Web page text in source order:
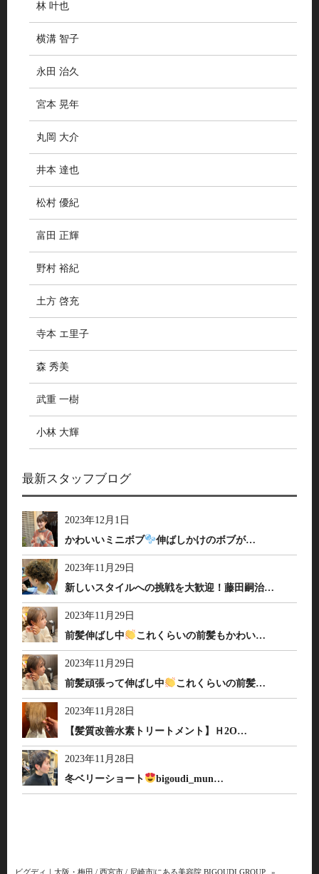
林 叶也
横溝 智子
永田 治久
宮本 晃年
丸岡 大介
井本 達也
松村 優紀
富田 正輝
野村 裕紀
土方 啓充
寺本 エ里子
森 秀美
武重 一樹
小林 大輝
最新スタッフブログ
2023年12月1日
かわいいミニボブ
伸ばしかけのボブが…
2023年11月29日
新しいスタイルへの挑戦を大歓迎！藤田嗣治…
2023年11月29日
前髪伸ばし中
これくらいの前髪もかわい…
2023年11月29日
前髪頑張って伸ばし中
これくらいの前髪…
2023年11月28日
【髪質改善水素トリートメント】Ｈ2O…
2023年11月28日
冬ベリーショート
bigoudi_mun…
ビグディ｜大阪・梅田 / 西宮市 / 尼崎市|にある美容院 BIGOUDI GROUP »